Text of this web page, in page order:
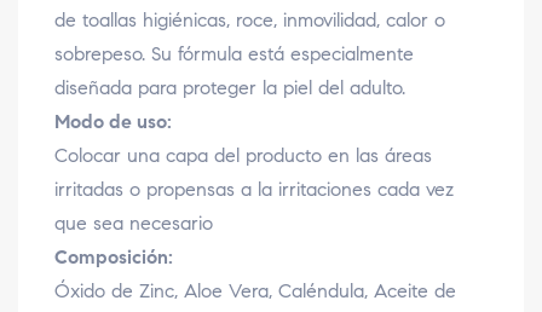
de toallas higiénicas, roce, inmovilidad, calor o
sobrepeso. Su fórmula está especialmente
diseñada para proteger la piel del adulto.
Modo de uso:
Colocar una capa del producto en las áreas
irritadas o propensas a la irritaciones cada vez
que sea necesario
Composición:
Óxido de Zinc, Aloe Vera, Caléndula, Aceite de